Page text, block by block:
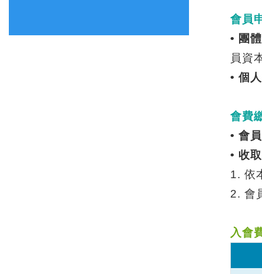
會員
• 團
員資
• 個
會費
• 會
• 收
1. 依
2. 會
入會